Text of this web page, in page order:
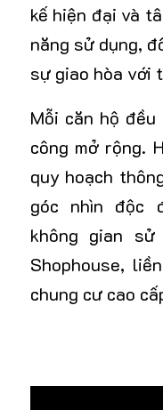
kế hiện đại và
năng sử dụng,
sự giao hòa với
Mỗi căn hộ
công mở rộng.
quy hoạch
góc nhìn độc
không gian
Shophouse,
chung cư cao